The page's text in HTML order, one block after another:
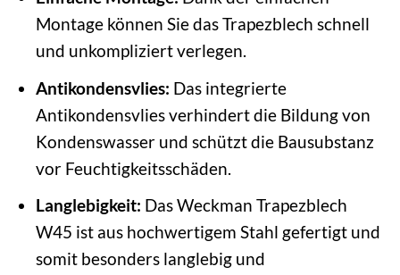
Montage können Sie das Trapezblech schnell
und unkompliziert verlegen.
Antikondensvlies: Das integrierte
Antikondensvlies verhindert die Bildung von
Kondenswasser und schützt die Bausubstanz
vor Feuchtigkeitsschäden.
Langlebigkeit: Das Weckman Trapezblech
W45 ist aus hochwertigem Stahl gefertigt und
somit besonders langlebig und